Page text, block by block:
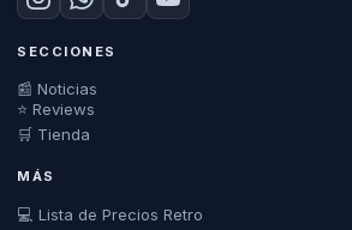
SECCIONES
📰 Noticias
⭐ Reviews
🛒 Tienda
MÁS
💻 Lista de Precios Retro